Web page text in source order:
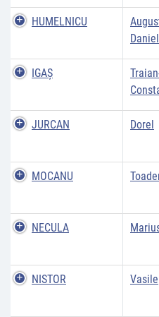
HUMELNICU
Daniel
IGAŞ
JURCAN
Dorel
MOCANU
NECULA
NISTOR
Vasile